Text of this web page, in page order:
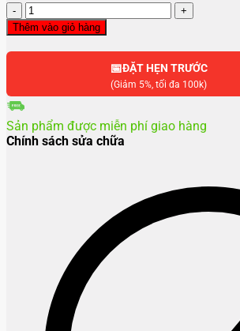
Thay
màn
hình
Nokia
lượng
Thêm vào giỏ hàng
📅ĐẶT HẸN TRƯỚC
(Giảm 5%, tối đa 100k)
Sản phẩm được miễn phí giao hàng
Chính sách sửa chữa